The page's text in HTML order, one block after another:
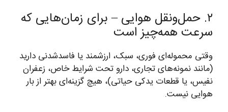
۲. حمل‌ونقل هوایی – برای زمان‌هایی که
سرعت همه‌چیز است
وقتی محموله‌ای فوری، سبک، ارزشمند یا فاسدشدنی دارید
(مانند نمونه‌های تجاری، دارو تحت شرایط خاص، زعفران
نفیس، یا قطعات یدکی حیاتی)، هیچ گزینه‌ای بهتر از بار
هوایی نیست.